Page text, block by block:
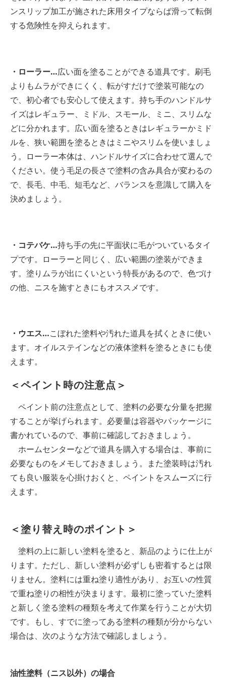
ンスリップ加工が施された床用タイプならば滑って転倒
する危険性を抑えられます。
・ローラー…広い面を塗ることができる道具です。刷毛
よりもムラができにくく、転がすだけで塗装可能なの
で、初心者でも安心して使えます。持ち手のハンドルサ
イズはレギュラー、ミドル、スモール、ミニ、スリムな
どに分かれます。広い面を塗るときはレギュラーかミド
ルを、狭い範囲を塗るときはミニやスリムを使いましょ
う。ローラー本体は、ハンドルサイズに合わせて選んで
ください。使う毛足の長さで塗料の含み具合が変わるの
で、長毛、中毛、短毛など、バランスを意識して購入を
決めましょう。
・コテバケ…持ち手の先に平面状に毛がついているタイ
プです。ローラーと同じく、広い範囲の塗装ができま
す。塗りムラが出にくいという特長があるので、色づけ
の他、ニスを施すときにもオススメです。
・ウエス…こぼれた塗料や汚れた道具を拭くときに使い
ます。オイルステインなどの液体塗料を塗るときにも使
えます。
＜ペイント時の注意点＞
ペイント前の注意点として、塗料の必要な分量を把握
することが挙げられます。必要量は容器やパッケージに
書かれているので、事前に確認しておきましょう。
ホームセンターなどで道具を購入する場合は、事前に
必要なものをメモしておきましょう。また塗装時は汚れ
ても良い服装を心掛けおくと、ペイントをスムーズに行
えます。
＜塗り替え時のポイント＞
塗料の上に新しい塗料を塗ると、新品のように仕上が
ります。ただし、新しい塗料が必ずしも密着するとは限
りません。塗料には重ね塗り適性があり、お互いの性質
で重ね塗りの相性が決まります。最初に塗っていた塗料
と新しく塗る塗料の種類を考えて作業を行うことが大切
です。もし、すでに塗ってある塗料の種類が分からない
場合は、次のような方法で確認しましょう。
油性塗料（ニス以外）の場合